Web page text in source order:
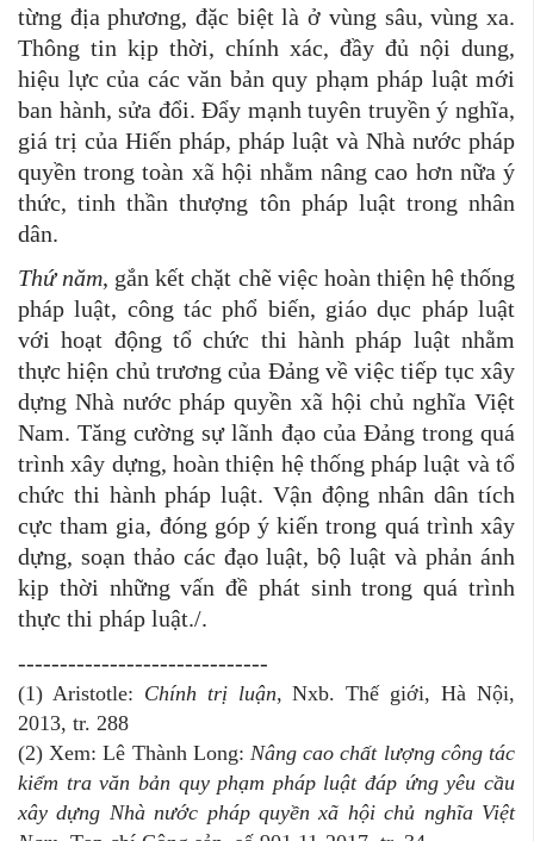
từng địa phương, đặc biệt là ở vùng sâu, vùng xa.
Thông tin kịp thời, chính xác, đầy đủ nội dung,
hiệu lực của các văn bản quy phạm pháp luật mới
ban hành, sửa đổi. Đẩy mạnh tuyên truyền ý nghĩa,
giá trị của Hiến pháp, pháp luật và Nhà nước pháp
quyền trong toàn xã hội nhằm nâng cao hơn nữa ý
thức, tinh thần thượng tôn pháp luật trong nhân
dân.
Thứ năm, gắn kết chặt chẽ việc hoàn thiện hệ thống
pháp luật, công tác phổ biến, giáo dục pháp luật
với hoạt động tổ chức thi hành pháp luật nhằm
thực hiện chủ trương của Đảng về việc tiếp tục xây
dựng Nhà nước pháp quyền xã hội chủ nghĩa Việt
Nam. Tăng cường sự lãnh đạo của Đảng trong quá
trình xây dựng, hoàn thiện hệ thống pháp luật và tổ
chức thi hành pháp luật. Vận động nhân dân tích
cực tham gia, đóng góp ý kiến trong quá trình xây
dựng, soạn thảo các đạo luật, bộ luật và phản ánh
kịp thời những vấn đề phát sinh trong quá trình
thực thi pháp luật./.
------------------------------
(1) Aristotle: Chính trị luận, Nxb. Thế giới, Hà Nội,
2013, tr. 288
(2) Xem: Lê Thành Long: Nâng cao chất lượng công tác
kiểm tra văn bản quy phạm pháp luật đáp ứng yêu cầu
xây dựng Nhà nước pháp quyền xã hội chủ nghĩa Việt